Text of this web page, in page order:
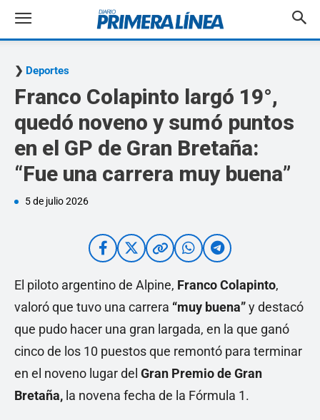
Deportes
Franco Colapinto largó 19°,
quedó noveno y sumó puntos
en el GP de Gran Bretaña:
“Fue una carrera muy buena”
5 de julio 2026
El piloto argentino de Alpine, Franco Colapinto,
valoró que tuvo una carrera “muy buena”y destacó
que pudo hacer una gran largada, en la que ganó
cinco de los 10 puestos que remontó para terminar
en el noveno lugar del Gran Premio de Gran
Bretaña, la novena fecha de la Fórmula 1.